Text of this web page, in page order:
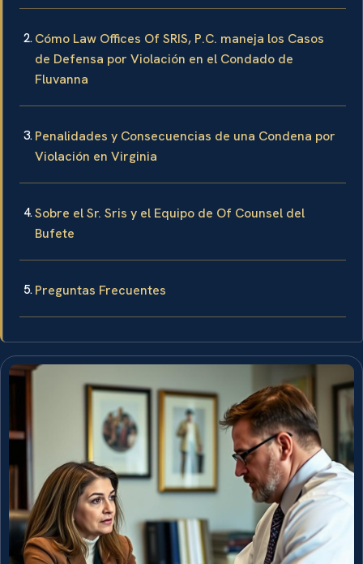
Cómo Law Offices Of SRIS, P.C. maneja los Casos
de Defensa por Violación en el Condado de
Fluvanna
Penalidades y Consecuencias de una Condena por
Violación en Virginia
Sobre el Sr. Sris y el Equipo de Of Counsel del
Bufete
Preguntas Frecuentes